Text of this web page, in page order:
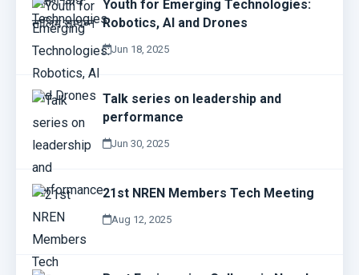
Youth for Emerging Technologies:
Robotics, AI and Drones
Jun 18, 2025
Talk series on leadership and
performance
Jun 30, 2025
21st NREN Members Tech Meeting
Aug 12, 2025